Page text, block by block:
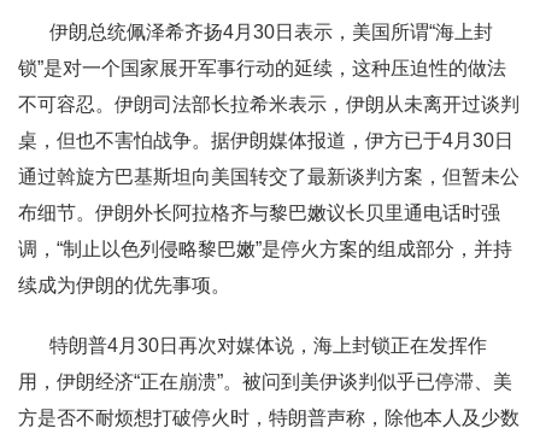
伊朗总统佩泽希齐扬4月30日表示，美国所谓“海上封
锁”是对一个国家展开军事行动的延续，这种压迫性的做法
不可容忍。伊朗司法部长拉希米表示，伊朗从未离开过谈判
桌，但也不害怕战争。据伊朗媒体报道，伊方已于4月30日
通过斡旋方巴基斯坦向美国转交了最新谈判方案，但暂未公
布细节。伊朗外长阿拉格齐与黎巴嫩议长贝里通电话时强
调，“制止以色列侵略黎巴嫩”是停火方案的组成部分，并持
续成为伊朗的优先事项。
特朗普4月30日再次对媒体说，海上封锁正在发挥作
用，伊朗经济“正在崩溃”。被问到美伊谈判似乎已停滞、美
方是否不耐烦想打破停火时，特朗普声称，除他本人及少数